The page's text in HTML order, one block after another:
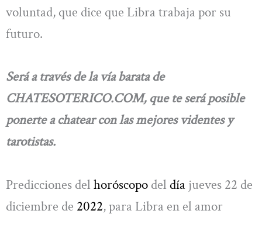
voluntad, que dice que Libra trabaja por su
futuro.
Será a través de la vía barata de
CHATESOTERICO.COM, que te será posible
ponerte a chatear con las mejores videntes y
tarotistas.
Predicciones del horóscopo del día jueves 22 de
diciembre de 2022, para Libra en el amor